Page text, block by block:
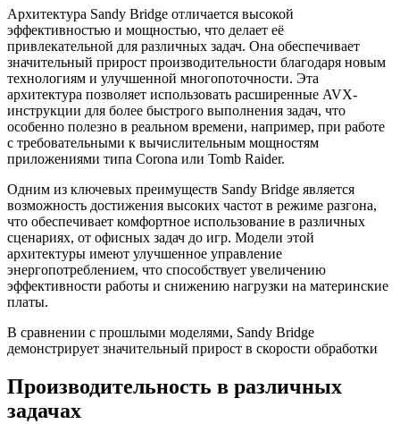
Архитектура Sandy Bridge отличается высокой
эффективностью и мощностью, что делает её
привлекательной для различных задач. Она обеспечивает
значительный прирост производительности благодаря новым
технологиям и улучшенной многопоточности. Эта
архитектура позволяет использовать расширенные AVX-
инструкции для более быстрого выполнения задач, что
особенно полезно в реальном времени, например, при работе
с требовательными к вычислительным мощностям
приложениями типа Corona или Tomb Raider.
Одним из ключевых преимуществ Sandy Bridge является
возможность достижения высоких частот в режиме разгона,
что обеспечивает комфортное использование в различных
сценариях, от офисных задач до игр. Модели этой
архитектуры имеют улучшенное управление
энергопотреблением, что способствует увеличению
эффективности работы и снижению нагрузки на материнские
платы.
В сравнении с прошлыми моделями, Sandy Bridge
демонстрирует значительный прирост в скорости обработки
Производительность в различных
задачах